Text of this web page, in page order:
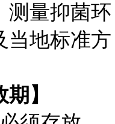
测量抑菌环
当地标准方
】